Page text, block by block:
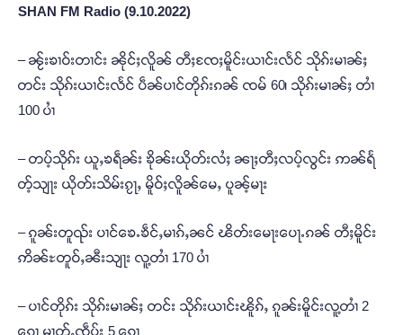
SHAN FM Radio (9.10.2022)
– ၼႂ်းၶၢဝ်းတၢင်း ၼိုင်ႈလိူၼ် တီႈၸႄႈမိူင်းယၢင်းလႅင် သိုၵ်းမၢၼ်ႈ
တင်း သိုၵ်းယၢင်းလႅင် ပဵၼ်ပၢင်တိုၵ်းၵၼ် ၸမ် 60၊ သိုၵ်းမၢၼ်ႈ တၢႆ
100 ပၢႆ
– တပ့်သိုၵ်း ယူႇၶရဵၼ်း ၶိုၼ်းယိုတ်းလႆႈ ၼႃႈတီႈလပ့်လွင်း ဢၼ်ရႅ
တ့်သျႃး ယိုတ်းသိမ်းၵႂႃႇ မိူဝ်ႈလိူၼ်မေႇ ပူၼ့်မႃး
– ၵူၼ်းတူၺ်း ပၢင်ၶေႉၶဵင်ႇမၢၵ်ႇၼင် ၽိတ်းမေႃးပေႃႉၵၼ် တီႈမိူင်း
ဢိၼ်ႊတူဝ်ႇၼီးသျႃး လူ့တၢႆ 170 ပၢႆ
– ပၢင်တိုၵ်း သိုၵ်းမၢၼ်ႈ တင်း သိုၵ်းယၢင်းၽိူၵ်ႇ ၵူၼ်းမိူင်းလူ့တၢႆ 2
ၵေႃ့ မၢတ်ႇၸဵပ်း 5 ၵေႃ့